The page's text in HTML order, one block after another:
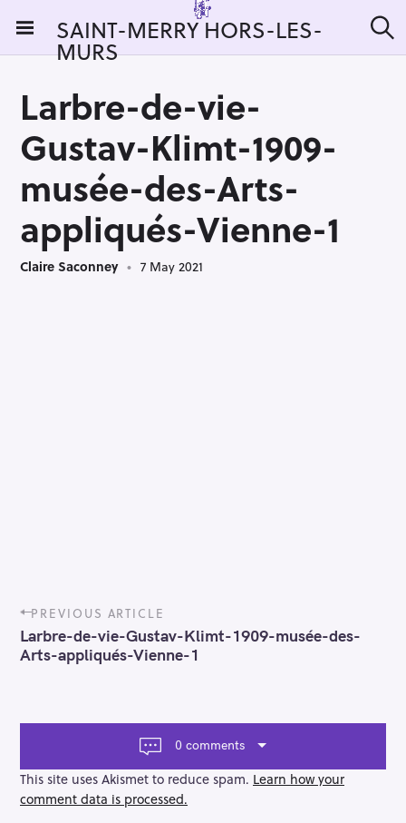
i
SAINT-MERRY HORS-LES-
MURS e
Larbre-de-vie-
Gustav-Klimt-1909-
musée-des-Arts-
appliqués-Vienne-1
Claire Saconney 7 May 2021
P
o
s
t
v
a
t
i
PREVIOUS ARTICLE
Larbre-de-vie-Gustav-Klimt-1909-musée-des-
Arts-appliqués-Vienne-1
0 comments
This site uses Akismet to reduce spam. Learn how your
comment data is processed.